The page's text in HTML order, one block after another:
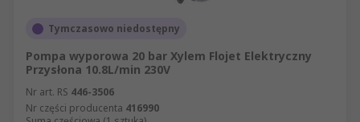
Tymczasowo niedostępny
Pompa wyporowa 20 bar Xylem Flojet Elektryczny
Przysłona 10.8L/min 230V
Nr art. RS 446-3506
Nr części producenta 416990